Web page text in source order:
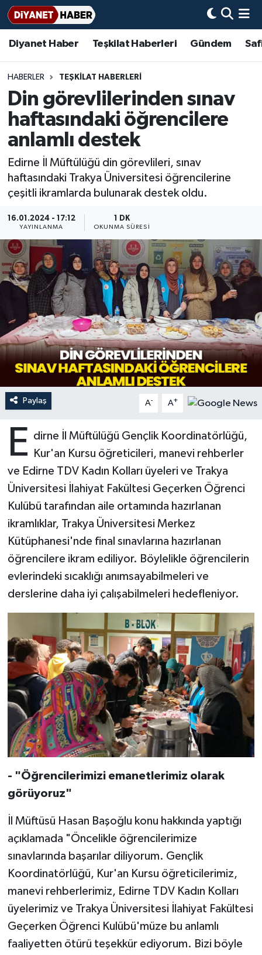
Diyanet Haber Teşkilat Haberleri Gündem
HABERLER TEŞKİLAT HABERLERİ
Din görevlilerinden sınav
haftasındaki öğrencilere
anlamlı destek
Edirne İl Müftülüğü din görevlileri, sınav
haftasındaki Trakya Üniversitesi öğrencilerine
çeşitli ikramlarda bulunarak destek oldu.
16.01.2024 - 17:12
YAYINLANMA
1 DK
OKUNMA SÜRESI
Paylaş A- A+
E dirne İl Müftülüğü Gençlik Koordinatörlüğü,
Kur'an Kursu öğreticileri, manevi rehberler
ve Edirne TDV Kadın Kolları üyeleri ve Trakya
Üniversitesi İlahiyat Fakültesi Geçerken Öğrenci
Kulübü tarafından aile ortamında hazırlanan
ikramlıklar, Trakya Üniversitesi Merkez
Kütüphanesi'nde final sınavlarına hazırlanan
öğrencilere ikram ediliyor. Böylelikle öğrencilerin
evlerindeki sıcaklığı anımsayabilmeleri ve
derslerine daha iyi çalışabilmeleri hedefleniyor.
- "Öğrencilerimizi emanetlerimiz olarak
görüyoruz"
İl Müftüsü Hasan Başoğlu konu hakkında yaptığı
açıklamada "Öncelikle öğrencilerimize
sınavlarında başarılar diliyorum. Gençlik
Koordinatörlüğü, Kur'an Kursu öğreticilerimiz,
manevi rehberlerimiz, Edirne TDV Kadın Kolları
üyelerimiz ve Trakya Üniversitesi İlahiyat Fakültesi
Geçerken Öğrenci Kulübü'müze bu anlamlı
faaliyetten ötürü teşekkür ediyorum. Bizi böyle
Diyanet Haber
Teşkilat Haberleri
Adana Müftülüğü
Adıyaman Müftülüğü
Afyonkarahisar Müftülüğü
Ağrı Müftülüğü
Aksaray Müftülüğü
Amasya Müftülüğü
Ankara Müftülüğü
Antalya Müftülüğü
Ardahan Müftülüğü
Artvin Müftülüğü
Aydın Müftülüğü
Balıkesir Müftülüğü
Bartın Müftülüğü
Batman Müftülüğü
Bayburt Müftülüğü
Bilecik Müftülüğü
Bingöl Müftülüğü
Bolu Müftülüğü
Burdur Müftülüğü
Bursa Müftülüğü
Çanakkale Müftülüğü
Çankırı Müftülüğü
Çorum Müftülüğü
Denizli Müftülüğü
Diyarbakır Müftülüğü
Düzce Müftülüğü
Edirne Müftülüğü
Elazığ Müftülüğü
Erzincan Müftülüğü
Erzurum Müftülüğü
Gündem
#Keşfet
Bir Ayet
Bir Hikaye
Biyografiler
Dini kavramlar
Diyanet Bilgi
Diyanet Takvimi
Dualar
Hadislerle İslam
Kudüs
Kurban
Mukabele
Peygamberimizin Hayatı
Ramazan
Sahabeler
Basında Bugün
DİYANET eKİTAP
Diyanet Dergi
Aile Dergisi
Aylık Dergi
TDV
Hutbeler
DİYANET AKADEMİ
DİYANET GENÇLİK
DİYANET RADYO/TV
DEPREM
Dünya
İmam Hatip Okulları
Kültür-Sanat
Aile
Makaleler
Başmakale
Ekonomi
Duyurular
Podcast
Hadis-i Şerifler
Hayat Okumaları
Bilim, Teknoloji
Biyografiler
Diyanet TV
İhtida Haberleri
YAŞAM
Nöbetçi Eczaneler
Hava Durumu
Ankara Namaz Vakitleri
Trafik Durumu
Süper Lig Puan Durumu ve Fikstür
Tüm Manşetler
Son Dakika Haberleri
Haber Arşivi